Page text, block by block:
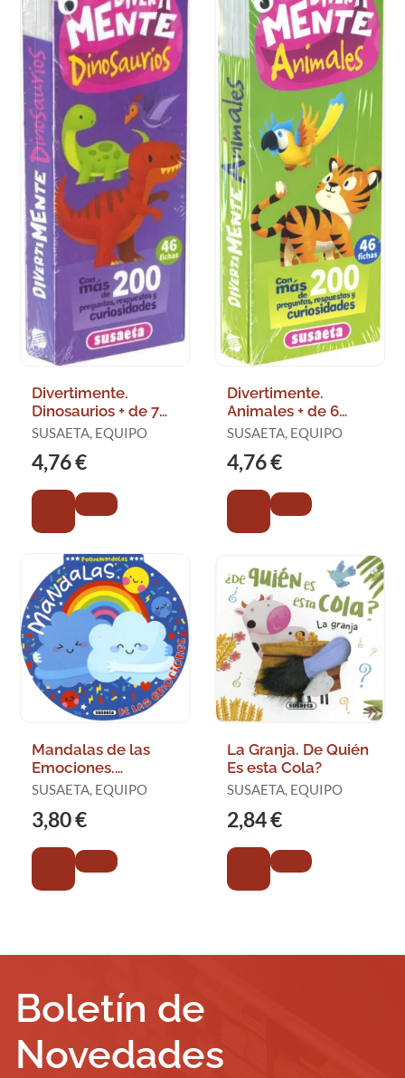
Divertimente.
Dinosaurios + de 7
Años
SUSAETA, EQUIPO
4,76 €
Divertimente.
Animales + de 6
Años
SUSAETA, EQUIPO
4,76 €
Mandalas de las
Emociones.
Pequemandalas
SUSAETA, EQUIPO
3,80 €
La Granja. De Quién
Es esta Cola?
SUSAETA, EQUIPO
2,84 €
Boletín de
Novedades